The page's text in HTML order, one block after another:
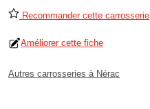
Recommander cette carrosserie
Améliorer cette fiche
Autres carrosseries à Nérac